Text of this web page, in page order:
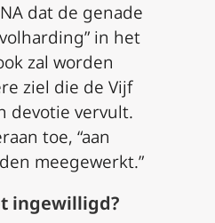
dat de genade
in het
zal worden
ziel die de Vijf
devotie vervult.
toe, “aan
meegewerkt.”
ingewilligd?